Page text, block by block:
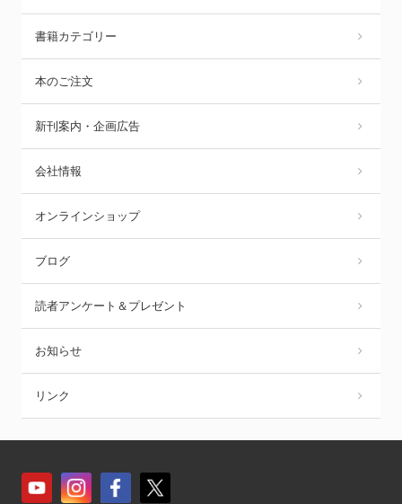
書籍カテゴリー
本のご注文
新刊案内・企画広告
会社情報
オンラインショップ
ブログ
読者アンケート＆プレゼント
お知らせ
リンク